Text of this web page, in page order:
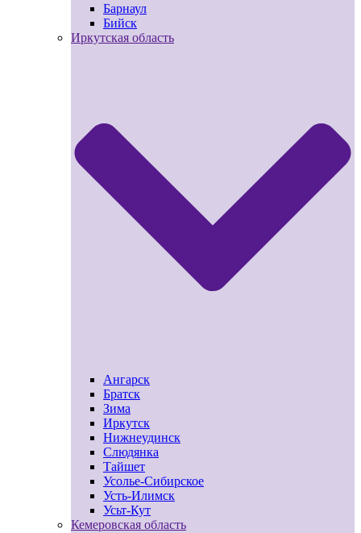
Барнаул
Бийск
Иркутская область
Ангарск
Братск
Зима
Иркутск
Нижнеудинск
Слюдянка
Тайшет
Усолье-Сибирское
Усть-Илимск
Усьт-Кут
Кемеровская область